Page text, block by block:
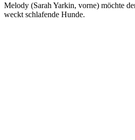
Melody (Sarah Yarkin, vorne) möchte
weckt schlafende Hunde.